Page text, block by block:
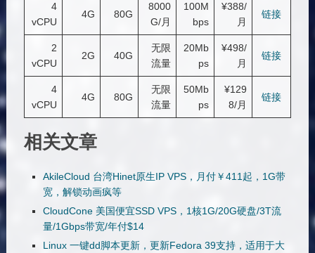
4
vCPU
4G 80G
8000
G/月
100M
bps
¥388/
月
链接
2
vCPU
2G 40G
无限
流量
20Mb
ps
¥498/
月
链接
4
vCPU
4G 80G
无限
流量
50Mb
ps
¥129
8/月
链接
相关文章
AkileCloud 台湾Hinet原生IP VPS，月付￥411起，1G带
宽，解锁动画疯等
CloudCone 美国便宜SSD VPS，1核1G/20G硬盘/3T流
量/1Gbps带宽/年付$14
Linux 一键dd脚本更新，更新Fedora 39支持，适用于大